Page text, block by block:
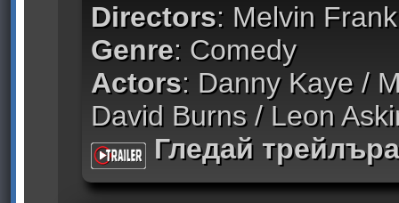
Directors: Melvin
Genre: Comedy
Actors: Danny Kaye /
David Burns / Leon
Гледай трейлъра